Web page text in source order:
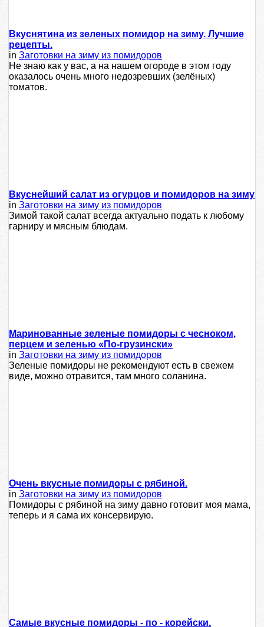
Вкуснятина из зеленых помидор на зиму. Лучшие
рецепты.
in Заготовки на зиму из помидоров
Не знаю как у вас, а на нашем огороде в этом году
оказалось очень много недозревших (зелёных)
томатов.
Вкуснейший салат из огурцов и помидоров на зиму
in Заготовки на зиму из помидоров
Зимой такой салат всегда актуально подать к любому
гарниру и мясным блюдам.
Маринованные зеленые помидоры с чесноком,
перцем и зеленью «По-грузински»
in Заготовки на зиму из помидоров
Зеленые помидоры не рекомендуют есть в свежем
виде, можно отравится, там много соланина.
Очень вкусные помидоры с рябиной.
in Заготовки на зиму из помидоров
Помидоры с рябиной на зиму давно готовит моя мама,
теперь и я сама их консервирую.
Самые вкусные помидоры - по - корейски.